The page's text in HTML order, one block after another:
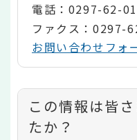
電話：0297-62-
ファクス：0297-
お問い合わせフォ
コ
ン
この情報は皆
たか？